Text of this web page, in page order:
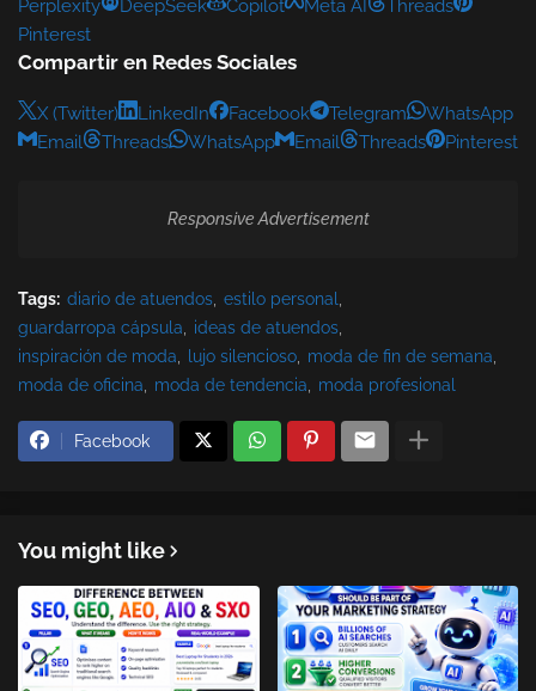
Perplexity DeepSeek Copilot Meta AI
Threads
Pinterest
Compartir en Redes Sociales
X (Twitter) LinkedIn Facebook Telegram
WhatsApp
Email
Threads WhatsApp Email Threads Pinterest
Responsive Advertisement
Tags: diario de atuendos estilo personal
guardarropa cápsula
ideas de atuendos
inspiración de moda
lujo silencioso
moda de fin de semana
moda de oficina
moda de tendencia moda profesional
Facebook
You might like